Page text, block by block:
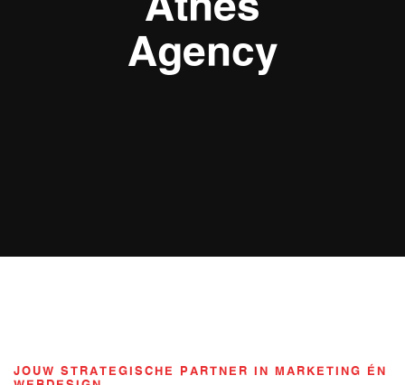
Agency
JOUW STRATEGISCHE PARTNER IN MARKETING ÉN